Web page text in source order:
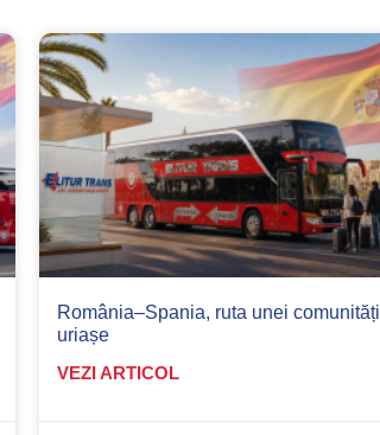
România–Spania, ruta unei comunități
uriașe
VEZI ARTICOL